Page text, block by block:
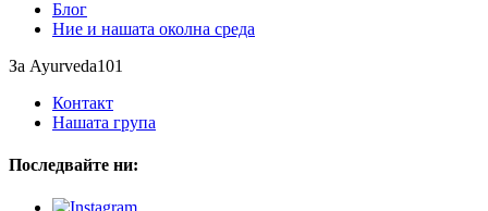
Блог
Ние и нашата околна среда
За Ayurveda101
Контакт
Нашата група
Последвайте ни: